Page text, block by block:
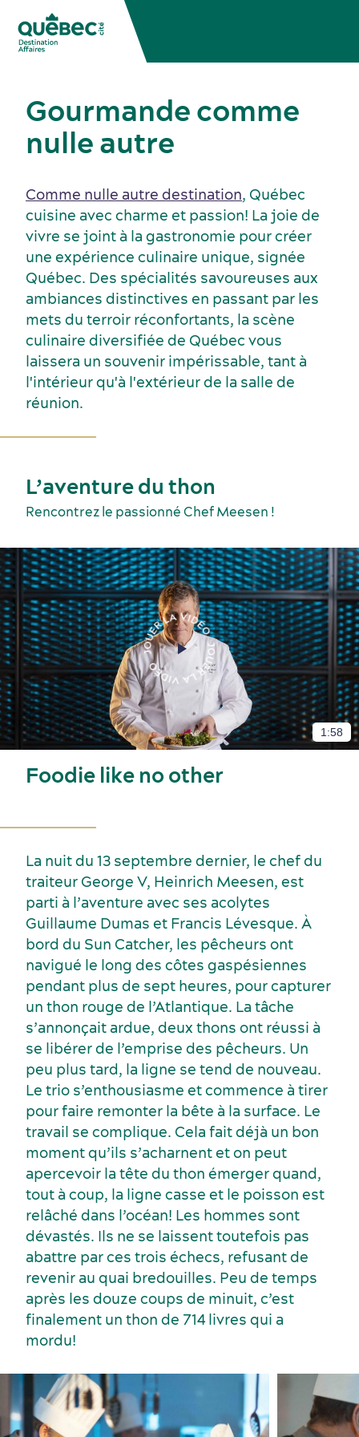
Gastronomie et services alimentaires
Histoire et culture
Industries clés
Événements sportifs
Écoresponsabilité événementielle
Congrès, réunions et expositions
Voyage de motivation
Salles de réunion
Hébergement
Lieux de réception
Fournisseurs
Activités et expériences
Gourmande comme
nulle autre
Comme nulle autre destination, Québec
cuisine avec charme et passion! La joie de
vivre se joint à la gastronomie pour créer
une expérience culinaire unique, signée
Québec. Des spécialités savoureuses aux
ambiances distinctives en passant par les
mets du terroir réconfortants, la scène
culinaire diversifiée de Québec vous
laissera un souvenir impérissable, tant à
l'intérieur qu'à l'extérieur de la salle de
réunion.
L’aventure du thon
Rencontrez le passionné Chef Meesen !
1:58
Foodie like no other
La nuit du 13 septembre dernier, le chef du
traiteur George V, Heinrich Meesen, est
parti à l’aventure avec ses acolytes
Guillaume Dumas et Francis Lévesque. À
bord du Sun Catcher, les pêcheurs ont
navigué le long des côtes gaspésiennes
pendant plus de sept heures, pour capturer
un thon rouge de l’Atlantique. La tâche
s’annonçait ardue, deux thons ont réussi à
se libérer de l’emprise des pêcheurs. Un
peu plus tard, la ligne se tend de nouveau.
Le trio s’enthousiasme et commence à tirer
pour faire remonter la bête à la surface. Le
travail se complique. Cela fait déjà un bon
moment qu’ils s’acharnent et on peut
apercevoir la tête du thon émerger quand,
tout à coup, la ligne casse et le poisson est
relâché dans l’océan! Les hommes sont
dévastés. Ils ne se laissent toutefois pas
abattre par ces trois échecs, refusant de
revenir au quai bredouilles. Peu de temps
après les douze coups de minuit, c’est
finalement un thon de 714 livres qui a
mordu!